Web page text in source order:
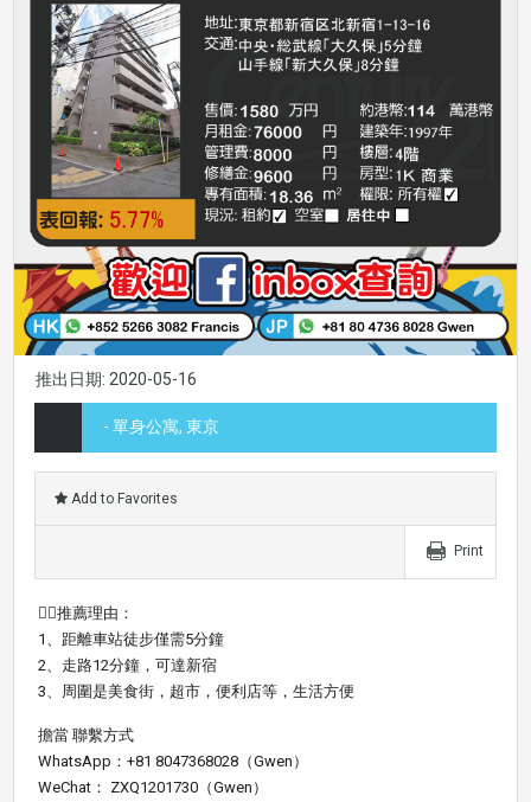
推出日期: 2020-05-16
- 單身公寓, 東京
Add to Favorites
Print
👍🏼推薦理由：
1、距離車站徒步僅需5分鐘
2、走路12分鐘，可達新宿
3、周圍是美食街，超市，便利店等，生活方便
擔當 聯繫方式
WhatsApp：+81 8047368028（Gwen）
WeChat： ZXQ1201730（Gwen）